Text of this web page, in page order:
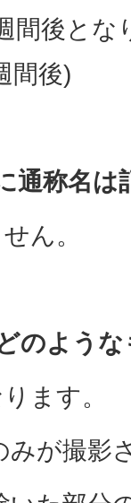
間後とな
間後)
通称名は
ん。
のよう
ます。
みが撮影